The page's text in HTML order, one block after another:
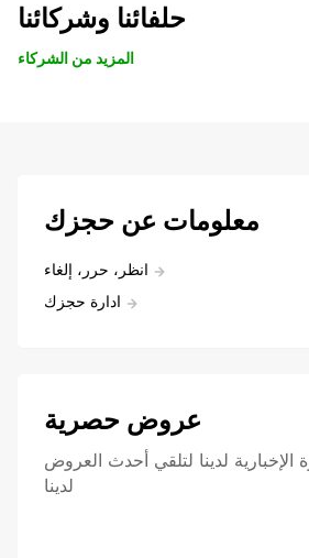
حلفائنا وشركائنا
المزيد من الشركاء
معلومات عن حجزك
انظر، حرر، إلغاء
ادارة حجزك
عروض حصرية
لدينا لتلقي أحدث العروض
لدينا